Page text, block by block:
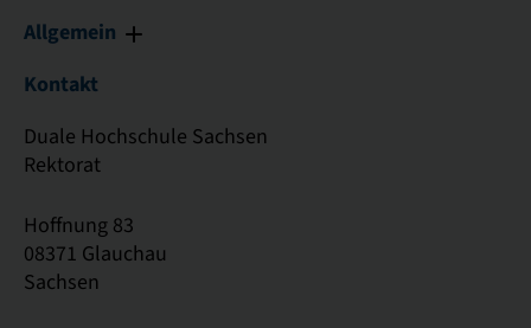
Allgemein
Kontakt
Duale Hochschule Sachsen
Rektorat
Hoffnung 83
08371 Glauchau
Sachsen